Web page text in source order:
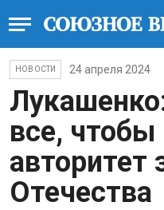
НОВОСТИ 24 апреля 2024
все,
авторитет
Отечества